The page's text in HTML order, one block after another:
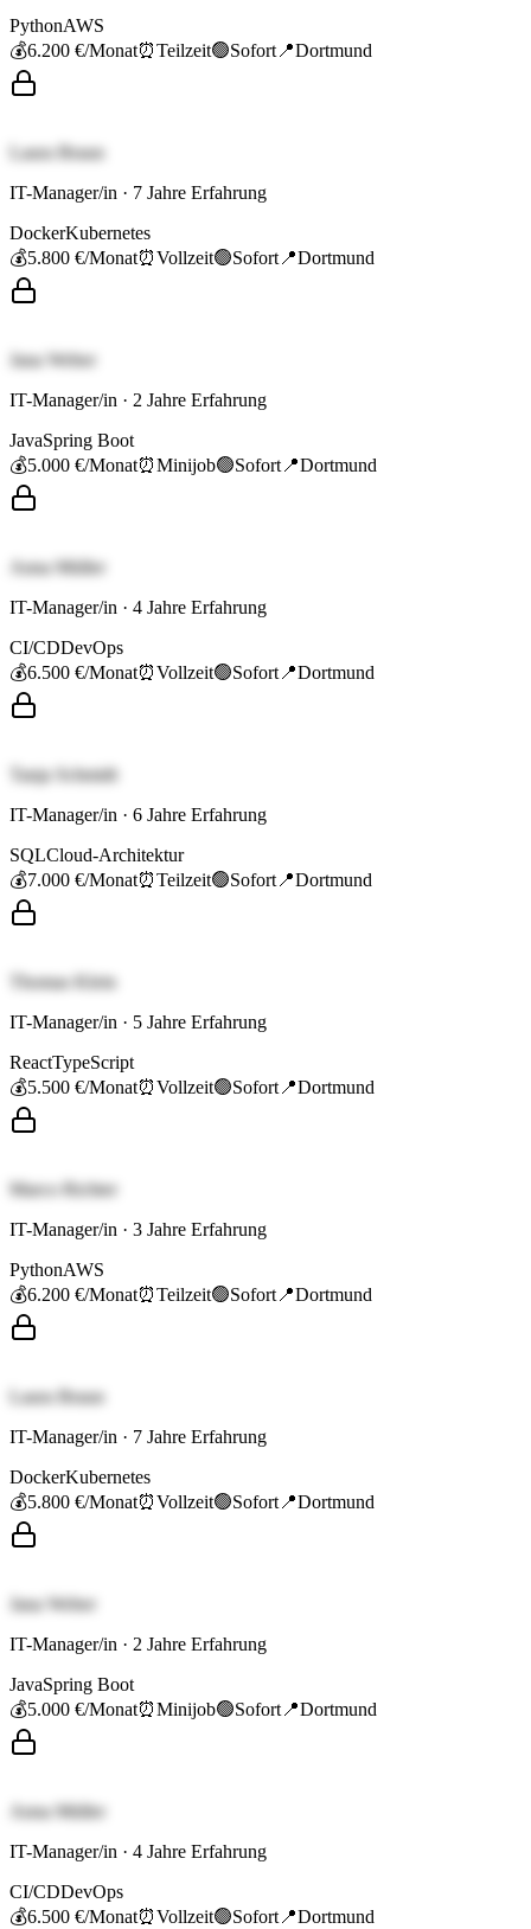
PythonAWS
💰6.200 €/Monat⏰Teilzeit🟢Sofort 📍Dortmund
Laura Braun
IT-Manager/in · 7 Jahre Erfahrung
DockerKubernetes
💰5.800 €/Monat⏰Vollzeit🟢Sofort 📍Dortmund
Jana Weber
IT-Manager/in · 2 Jahre Erfahrung
JavaSpring Boot
💰5.000 €/Monat⏰Minijob🟢Sofort 📍Dortmund
Anna Müller
IT-Manager/in · 4 Jahre Erfahrung
CI/CDDevOps
💰6.500 €/Monat⏰Vollzeit🟢Sofort 📍Dortmund
Tanja Schmidt
IT-Manager/in · 6 Jahre Erfahrung
SQLCloud-Architektur
💰7.000 €/Monat⏰Teilzeit🟢Sofort 📍Dortmund
Thomas Klein
IT-Manager/in · 5 Jahre Erfahrung
ReactTypeScript
💰5.500 €/Monat⏰Vollzeit🟢Sofort 📍Dortmund
Marco Richter
IT-Manager/in · 3 Jahre Erfahrung
PythonAWS
💰6.200 €/Monat⏰Teilzeit🟢Sofort 📍Dortmund
Laura Braun
IT-Manager/in · 7 Jahre Erfahrung
DockerKubernetes
💰5.800 €/Monat⏰Vollzeit🟢Sofort 📍Dortmund
Jana Weber
IT-Manager/in · 2 Jahre Erfahrung
JavaSpring Boot
💰5.000 €/Monat⏰Minijob🟢Sofort 📍Dortmund
Anna Müller
IT-Manager/in · 4 Jahre Erfahrung
CI/CDDevOps
💰6.500 €/Monat⏰Vollzeit🟢Sofort 📍Dortmund